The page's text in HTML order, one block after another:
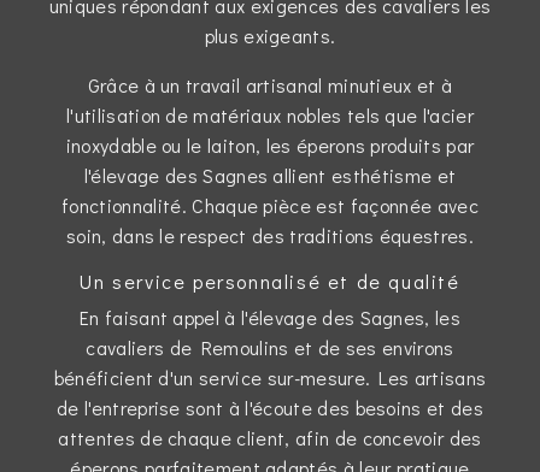
uniques répondant aux exigences des cavaliers les
plus exigeants.
Grâce à un travail artisanal minutieux et à
l'utilisation de matériaux nobles tels que l'acier
inoxydable ou le laiton, les éperons produits par
l'élevage des Sagnes allient esthétisme et
fonctionnalité. Chaque pièce est façonnée avec
soin, dans le respect des traditions équestres.
Un service personnalisé et de qualité
En faisant appel à l'élevage des Sagnes, les
cavaliers de Remoulins et de ses environs
bénéficient d'un service sur-mesure. Les artisans
de l'entreprise sont à l'écoute des besoins et des
attentes de chaque client, afin de concevoir des